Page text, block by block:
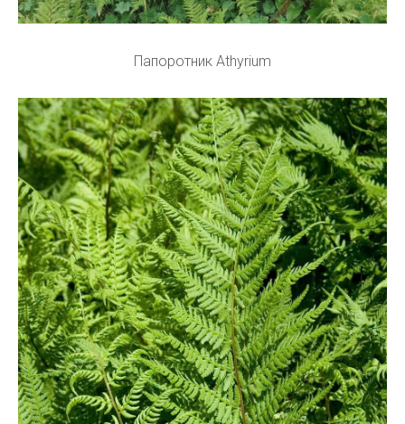
Папоротник Athyrium